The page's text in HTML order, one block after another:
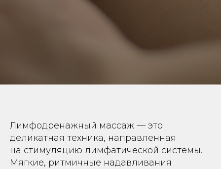
Лимфодренажный массаж — это
деликатная техника, направленная
на стимуляцию лимфатической системы.
Мягкие, ритмичные надавливания